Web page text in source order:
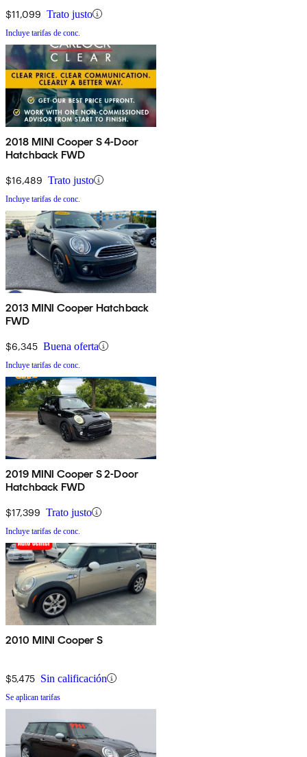
$11,099 Trato justo
Incluye tarifas de conc.
2018 MINI Cooper S 4-Door
Hatchback FWD
$16,489 Trato justo
Incluye tarifas de conc.
2013 MINI Cooper Hatchback
FWD
$6,345 Buena oferta
Incluye tarifas de conc.
2019 MINI Cooper S 2-Door
Hatchback FWD
$17,399 Trato justo
Incluye tarifas de conc.
2010 MINI Cooper S
$5,475 Sin calificación
Se aplican tarifas